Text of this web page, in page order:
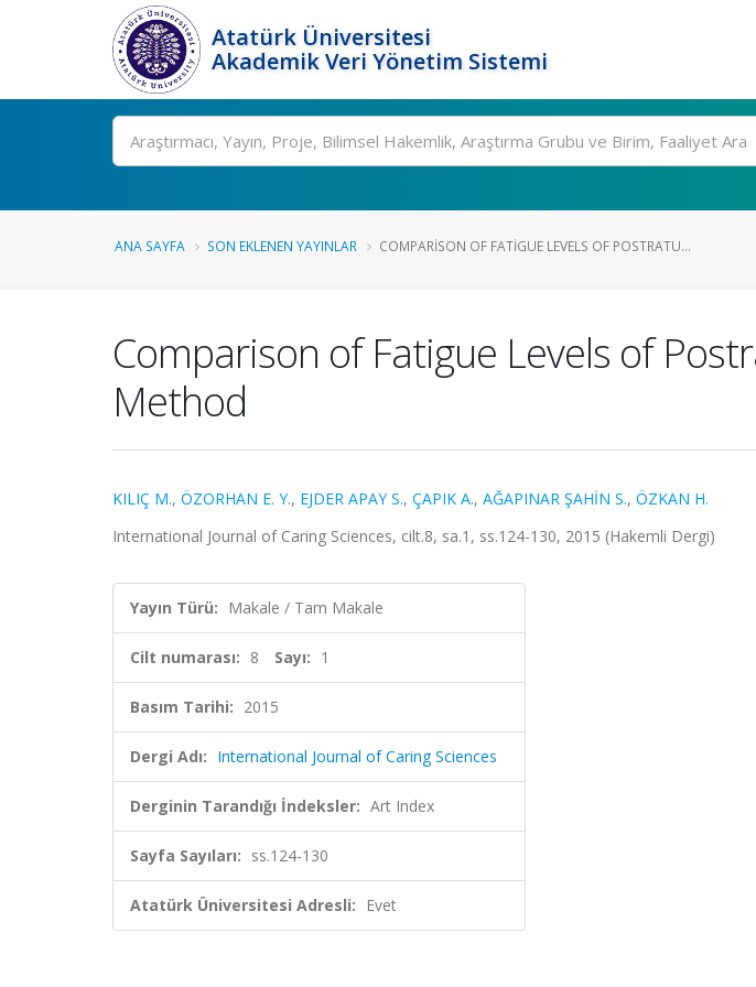
Atatürk Üniversitesi
Akademik Veri Yönetim Sistemi
Ara
ANA SAYFA SON EKLENEN YAYINLAR COMPARISON OF FATIGUE LEVELS OF POSTRATU...
Comparison of Fatigue Levels of
Method
KILIÇ M., ÖZORHAN E. Y., EJDER APAY S., ÇAPIK A., AĞAPINAR ŞAHİN S., ÖZKAN H.
International Journal of Caring Sciences, cilt.8, sa.1, ss.124-130, 2015 (Hakemli Dergi)
Yayın Türü: Makale / Tam Makale
Cilt numarası: 8 Sayı: 1
Basım Tarihi: 2015
Dergi Adı: International Journal of Caring Sciences
Derginin Tarandığı İndeksler: Art Index
Sayfa Sayıları: ss.124-130
Atatürk Üniversitesi Adresli: Evet